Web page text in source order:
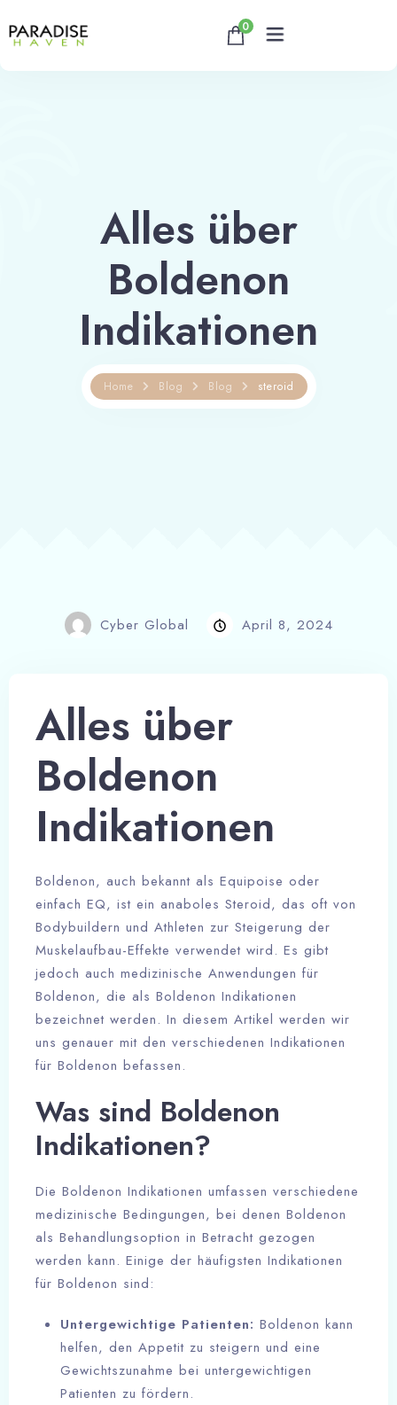
Reservation
0
Alles über
Boldenon
Indikationen
Home Blog Blog steroid
Cyber Global April 8, 2024
Alles über
Boldenon
Indikationen
Boldenon, auch bekannt als Equipoise oder
einfach EQ, ist ein anaboles Steroid, das oft von
Bodybuildern und Athleten zur Steigerung der
Muskelaufbau-Effekte verwendet wird. Es gibt
jedoch auch medizinische Anwendungen für
Boldenon, die als Boldenon Indikationen
bezeichnet werden. In diesem Artikel werden wir
uns genauer mit den verschiedenen Indikationen
für Boldenon befassen.
Was sind Boldenon
Indikationen?
Die Boldenon Indikationen umfassen verschiedene
medizinische Bedingungen, bei denen Boldenon
als Behandlungsoption in Betracht gezogen
werden kann. Einige der häufigsten Indikationen
für Boldenon sind:
Untergewichtige Patienten: Boldenon kann
helfen, den Appetit zu steigern und eine
Gewichtszunahme bei untergewichtigen
Patienten zu fördern.